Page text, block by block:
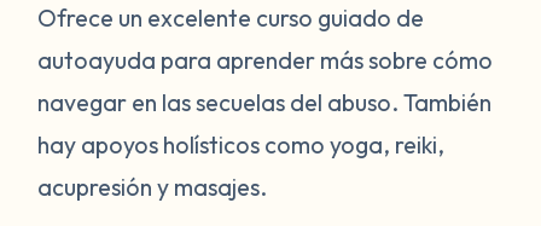
Ofrece un excelente curso guiado de
autoayuda para aprender más sobre cómo
navegar en las secuelas del abuso. También
hay apoyos holísticos como yoga, reiki,
acupresión y masajes.